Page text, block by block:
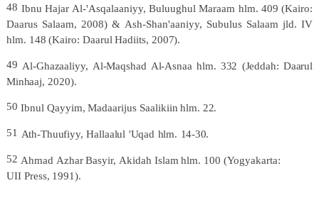
48 Ibnu Hajar Al-'Asqalaaniyy, Buluughul Maraam hlm. 409 (Kairo:
Daarus Salaam, 2008) & Ash-Shan'aaniyy, Subulus Salaam jld. IV
hlm. 148 (Kairo: Daarul Hadiits, 2007).
49 Al-Ghazaaliyy, Al-Maqshad Al-Asnaa hlm. 332 (Jeddah: Daarul
Minhaaj, 2020).
50 Ibnul Qayyim, Madaarijus Saalikiin hlm. 22.
51 Ath-Thuufiyy, Hallaalul 'Uqad hlm. 14-30.
52 Ahmad Azhar Basyir, Akidah Islam hlm. 100 (Yogyakarta:
UII Press, 1991).